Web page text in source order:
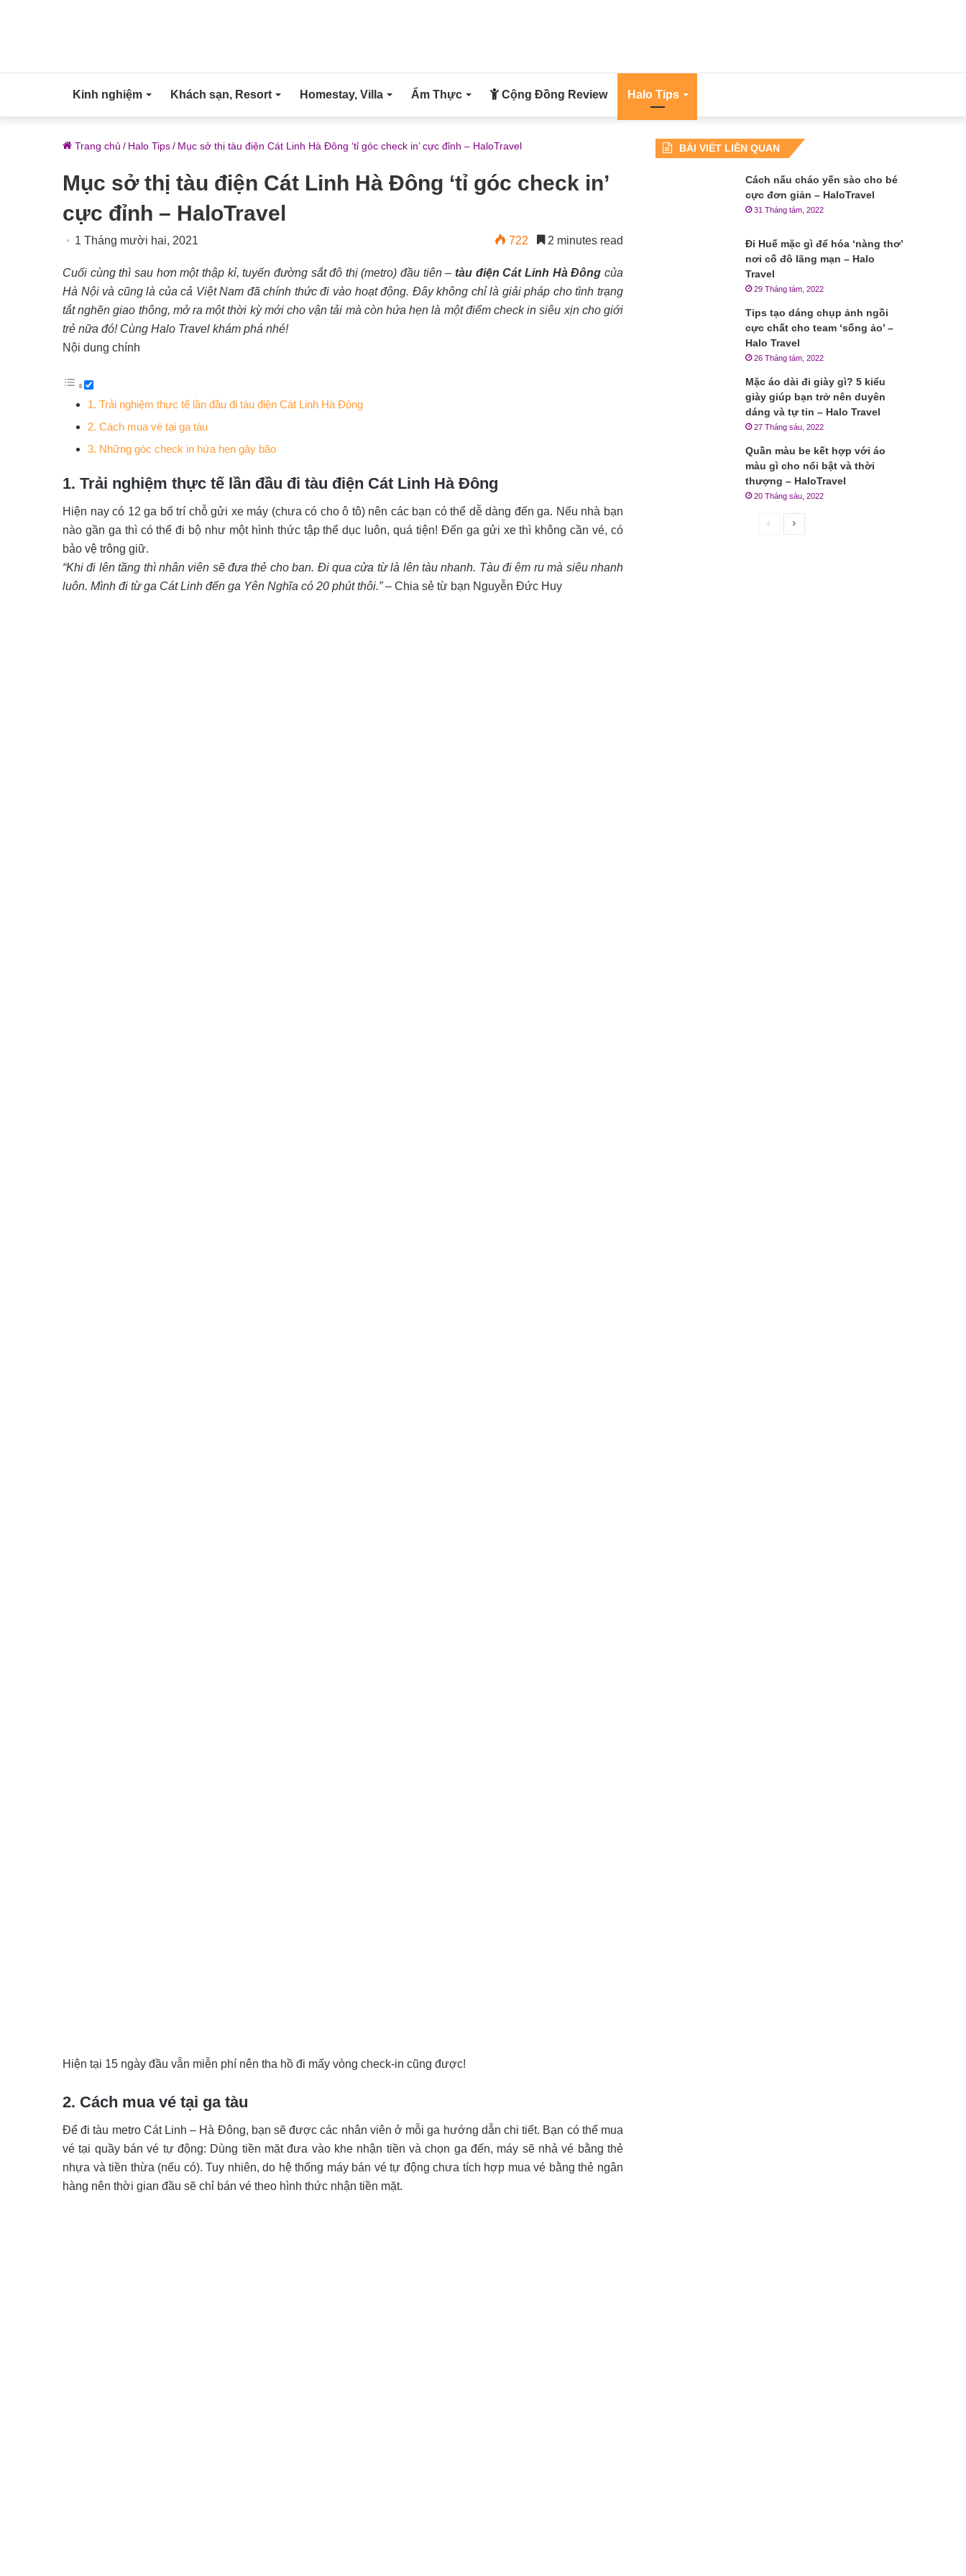
Kinh nghiệm Khách sạn, Resort Homestay, Villa Ẩm Thực Cộng Đồng Review Halo Tips
Trang chủ / Halo Tips/ Mục sở thị tàu điện Cát Linh Hà Đông ‘tỉ góc check in’ cực đỉnh – HaloTravel
Mục sở thị tàu điện Cát Linh Hà Đông ‘tỉ góc check in’
cực đỉnh – HaloTravel
1 Tháng mười hai, 2021 722 2 minutes read
Cuối cùng thì sau hơn một thập kỉ, tuyến đường sắt đô thị (metro) đầu tiên –tàu điện Cát Linh Hà Đông của
Hà Nội và cũng là của cả Việt Nam đã chính thức đi vào hoạt động. Đây không chỉ là giải pháp cho tình trạng
tắt nghẽn giao thông, mở ra một thời kỳ mới cho vận tải mà còn hứa hẹn là một điểm check in siêu xịn cho giới
trẻ nữa đó! Cùng Halo Travel khám phá nhé!
Nội dung chính
1. Trải nghiệm thực tế lần đầu đi tàu điện Cát Linh Hà Đông
2. Cách mua vé tại ga tàu
3. Những góc check in hứa hẹn gây bão
1. Trải nghiệm thực tế lần đầu đi tàu điện Cát Linh Hà Đông
Hiện nay có 12 ga bố trí chỗ gửi xe máy (chưa có cho ô tô) nên các bạn có thể dễ dàng đến ga. Nếu nhà bạn
nào gần ga thì có thể đi bộ như một hình thức tập thể dục luôn, quá tiện! Đến ga gửi xe thì không cần vé, có
bảo vệ trông giữ.
“Khi đi lên tầng thì nhân viên sẽ đưa thẻ cho ban. Đi qua cửa từ là lên tàu nhanh. Tàu đi êm ru mà siêu nhanh
luôn. Mình đi từ ga Cát Linh đến ga Yên Nghĩa có 20 phút thôi.”– Chia sẻ từ bạn Nguyễn Đức Huy
Hiện tại 15 ngày đầu vẫn miễn phí nên tha hồ đi mấy vòng check-in cũng được!
2. Cách mua vé tại ga tàu
Để đi tàu metro Cát Linh – Hà Đông, bạn sẽ được các nhân viên ở mỗi ga hướng dẫn chi tiết. Bạn có thể mua
vé tại quầy bán vé tự động: Dùng tiền mặt đưa vào khe nhận tiền và chọn ga đến, máy sẽ nhả vé bằng thẻ
nhựa và tiền thừa (nếu có). Tuy nhiên, do hệ thống máy bán vé tự động chưa tích hợp mua vé bằng thẻ ngân
hàng nên thời gian đầu sẽ chỉ bán vé theo hình thức nhận tiền mặt.
BÀI VIẾT LIÊN QUAN
Cách nấu cháo yến sào cho bé
cực đơn giản – HaloTravel
31 Tháng tám, 2022
Đi Huế mặc gì để hóa ‘nàng thơ’
nơi cố đô lãng mạn – Halo
Travel
29 Tháng tám, 2022
Tips tạo dáng chụp ảnh ngồi
cực chất cho team ‘sống ảo’ –
Halo Travel
26 Tháng tám, 2022
Mặc áo dài đi giày gì? 5 kiểu
giày giúp bạn trở nên duyên
dáng và tự tin – Halo Travel
27 Tháng sáu, 2022
Quần màu be kết hợp với áo
màu gì cho nổi bật và thời
thượng – HaloTravel
20 Tháng sáu, 2022
Trang